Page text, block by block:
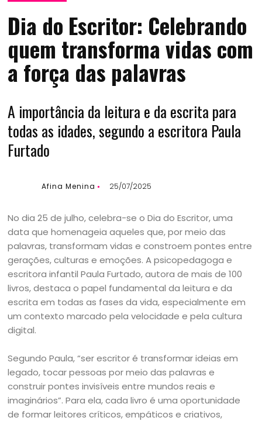
Dia do Escritor: Celebrando
quem transforma vidas com
a força das palavras
A importância da leitura e da escrita para
todas as idades, segundo a escritora Paula
Furtado
Afina Menina 25/07/2025
No dia 25 de julho, celebra-se o Dia do Escritor, uma
data que homenageia aqueles que, por meio das
palavras, transformam vidas e constroem pontes entre
gerações, culturas e emoções. A psicopedagoga e
escritora infantil Paula Furtado, autora de mais de 100
livros, destaca o papel fundamental da leitura e da
escrita em todas as fases da vida, especialmente em
um contexto marcado pela velocidade e pela cultura
digital.
Segundo Paula, “ser escritor é transformar ideias em
legado, tocar pessoas por meio das palavras e
construir pontes invisíveis entre mundos reais e
imaginários”. Para ela, cada livro é uma oportunidade
de formar leitores críticos, empáticos e criativos,